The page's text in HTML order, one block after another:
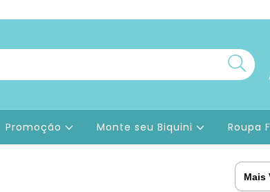
Promoção Monte seu Biquini Roupa